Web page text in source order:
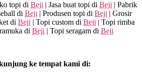
topi di Beji| Jasa buat topi di Beji| Pabrik
di Beji | Produsen topi di Beji | Grosir
di Beji| Topi custom di Beji| Topi rimba
di Beji| Topi seragam di Beji
ke tempat kami di: